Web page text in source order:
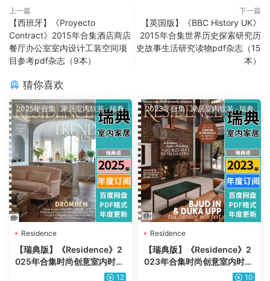
上一篇
【西班牙】《Proyecto
Contract》2015年合集酒店商店
餐厅办公室室内设计工装空间项
目参考pdf杂志（9本）
下一篇
【英国版】《BBC History UK》
2015年合集世界历史探索研究历
史故事生活研究读物pdf杂志（15
本）
猜你喜欢
2025年合集·家居室内软装·瑞典
Residence
【瑞典版】《Residence》2
025年合集时尚创意室内时尚
软装配搭设计杂志PDF（年订
12
2023年合集·家居室内软装·瑞典
Residence
【瑞典版】《Residence》2
023年合集时尚创意室内时尚
软装配搭设计杂志PDF（年订
10